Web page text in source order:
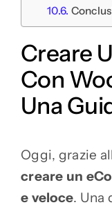
Creare
Con
Una
Oggi, grazie
creare un
e veloce. Una